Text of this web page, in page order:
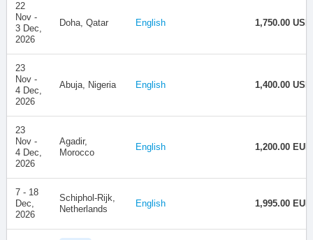
22
Nov -
3 Dec,
2026
Doha, Qatar English 1,750.00 USD
23
Nov -
4 Dec,
2026
Abuja, Nigeria English 1,400.00 USD
23
Nov -
4 Dec,
2026
Agadir,
Morocco
English 1,200.00 EUR
7 - 18
Dec,
2026
Schiphol-Rijk,
Netherlands
English 1,995.00 EUR